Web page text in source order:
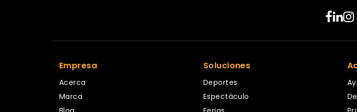
Empresa
Acerca
Marca
Soluciones
Deportes
Espectáculo